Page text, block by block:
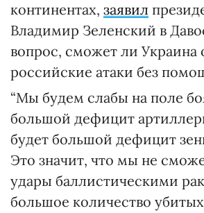
континентах, заявил
Владимир Зеленский в
вопрос, сможет ли Украина
российские атаки без
“Мы будем слабы на поле
большой дефицит
будет большой дефицит
Это значит, что мы не
удары баллистическими
большое количество